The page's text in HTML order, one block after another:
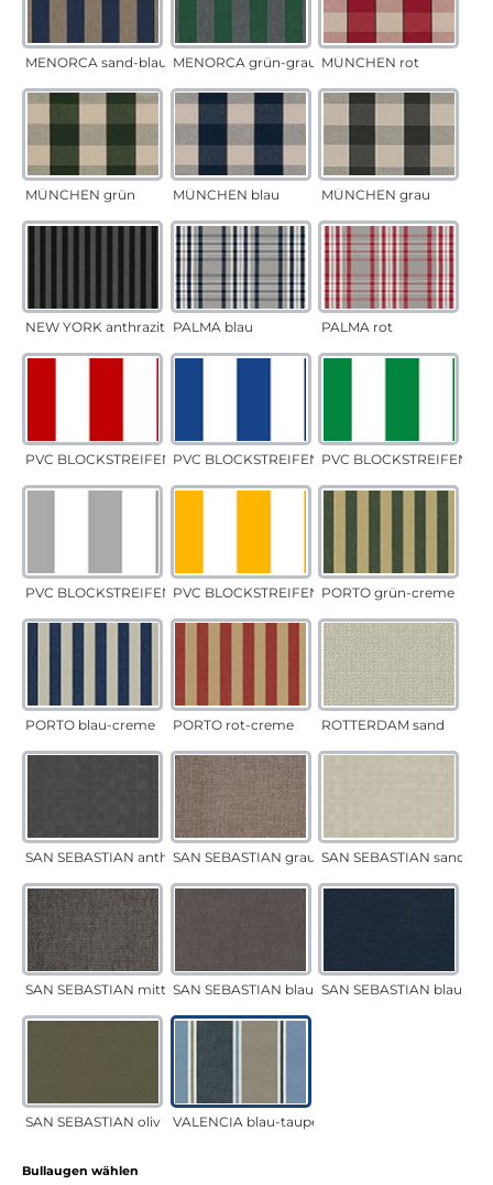
MENORCA sand-blau MENORCA grün-grau MÜNCHEN rot
MÜNCHEN grün MÜNCHEN blau MÜNCHEN grau
NEW YORK anthrazit PALMA blau PALMA rot
PVC BLOCKSTREIFEN rotPVC BLOCKSTREIFEN blauPVC BLOCKSTREIFEN
PVC BLOCKSTREIFEN grauPVC BLOCKSTREIFEN gelbPORTO grün-creme
PORTO blau-creme PORTO rot-creme ROTTERDAM sand
SAN SEBASTIAN anthrazitSAN SEBASTIAN grau-sandSAN SEBASTIAN sand
SAN SEBASTIAN mittelgrauSAN SEBASTIAN blau-sandSAN SEBASTIAN blau
SAN SEBASTIAN oliv VALENCIA blau-taupe
Bullaugen wählen